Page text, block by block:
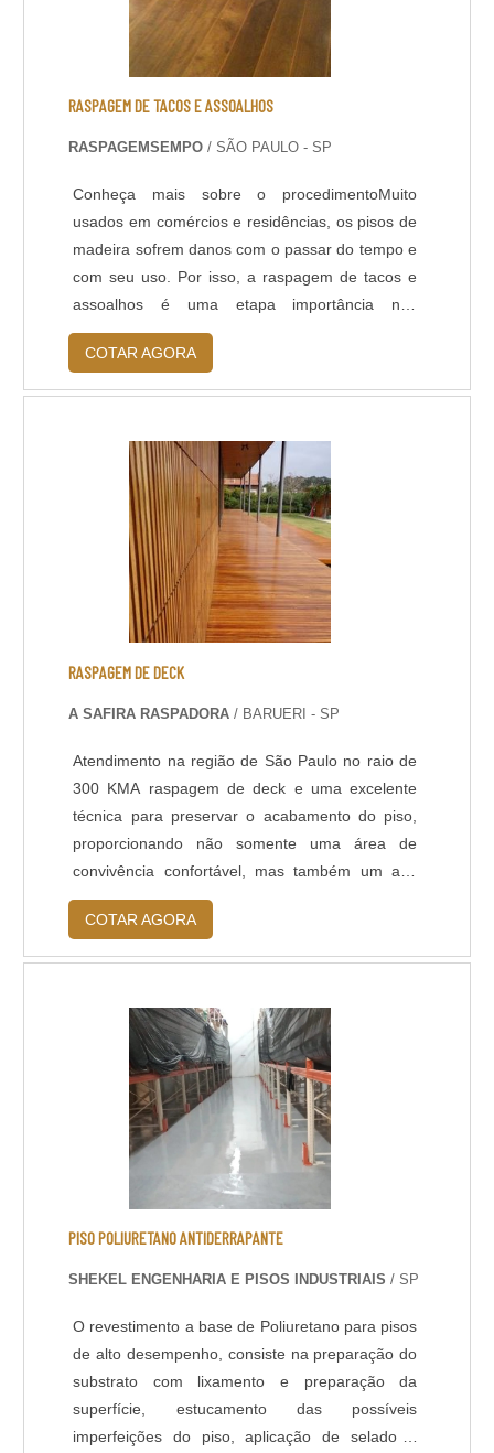
RASPAGEM DE TACOS E ASSOALHOS
RASPAGEMSEMPO / SÃO PAULO - SP
Conheça mais sobre o procedimentoMuito
usados em comércios e residências, os pisos de
madeira sofrem danos com o passar do tempo e
com seu uso. Por isso, a raspagem de tacos e
assoalhos é uma etapa importância nos
processos de manutenção destes pisos. Para a
restaurar os tacos e assoalhos, a primeira etapa
que é realizada, é a raspagem. Quando maior
perfeito será o acabamento final.Importância do
COTAR AGORA
RASPAGEM DE DECK
A SAFIRA RASPADORA / BARUERI - SP
Atendimento na região de São Paulo no raio de
300 KMA raspagem de deck e uma excelente
técnica para preservar o acabamento do piso,
proporcionando não somente uma área de
convivência confortável, mas também um alto
índice de segurança para os ocupantes. Se o
deck for conservado de maneira correta, ele
dificilmente precisará de manutenção
serviço Permissão de uma área maior e mais
estável, capaz de a....
COTAR AGORA
PISO POLIURETANO ANTIDERRAPANTE
SHEKEL ENGENHARIA E PISOS INDUSTRIAIS / SP
O revestimento a base de Poliuretano para pisos
de alto desempenho, consiste na preparação do
substrato com lixamento e preparação da
superfície, estucamento das possíveis
imperfeições do piso, aplicação de selador /